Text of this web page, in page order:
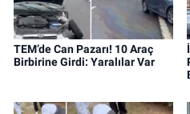
TEM’de Can Pazarı! 10 Araç
Birbirine Girdi: Yaralılar Var